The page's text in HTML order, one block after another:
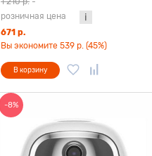
розничная цена
671 р.
Вы экономите 539 р. (45%)
В корзину
-8%